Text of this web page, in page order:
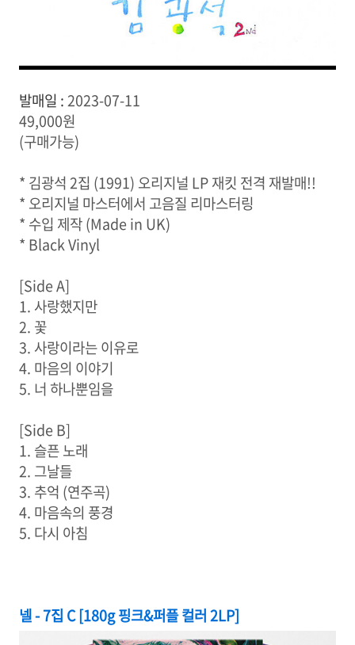
발매일 :2023-07-11
49,000원
(구매가능)
* 김광석 2집 (1991) 오리지널 LP 재킷 전격 재발매!!
* 오리지널 마스터에서 고음질 리마스터링
* 수입 제작 (Made in UK)
* Black Vinyl
[Side A]
1. 사랑했지만
2. 꽃
3. 사랑이라는 이유로
4. 마음의 이야기
5. 너 하나뿐임을
[Side B]
1. 슬픈 노래
2. 그날들
3. 추억 (연주곡)
4. 마음속의 풍경
5. 다시 아침
넬 - 7집 C [180g 핑크&퍼플 컬러 2LP]